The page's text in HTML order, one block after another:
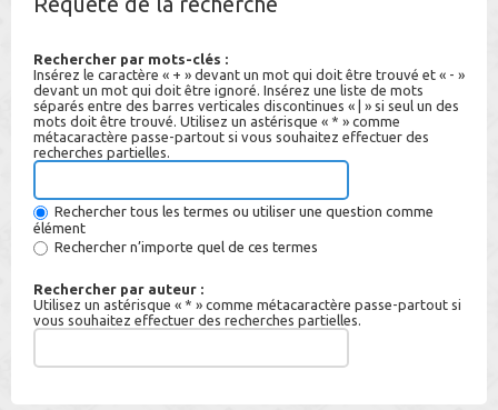
Rechercher par mots-clés :
Insérez le caractère « + » devant un mot qui doit être trouvé et « - »
devant un mot qui doit être ignoré. Insérez une liste de mots
séparés entre des barres verticales discontinues « | » si seul un des
mots doit être trouvé. Utilisez un astérisque « * » comme
métacaractère passe-partout si vous souhaitez effectuer des
recherches partielles.
Rechercher tous les termes ou utiliser une question comme
élément
Rechercher n’importe quel de ces termes
Rechercher par auteur :
Utilisez un astérisque « * » comme métacaractère passe-partout si
vous souhaitez effectuer des recherches partielles.